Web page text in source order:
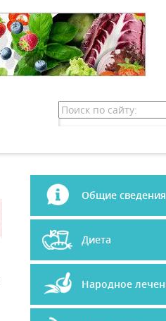
Общие сведения
Диета
Народное